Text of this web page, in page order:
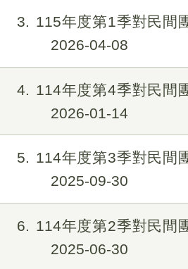
3
115年度第1季對民間
2026-04-08
4
114年度第4季對民間
2026-01-14
5
114年度第3季對民間
2025-09-30
6
114年度第2季對民間
2025-06-30